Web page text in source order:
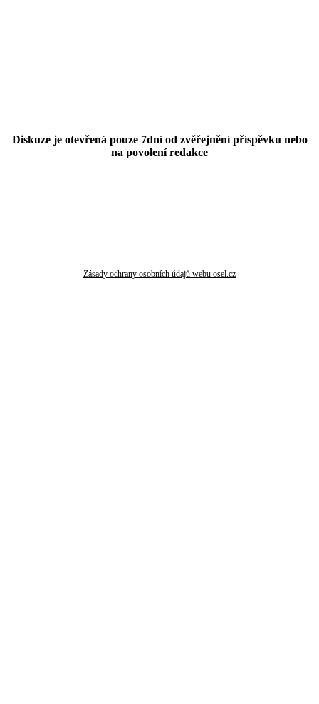
Diskuze je otevřená pouze 7dní od zvěřejnění příspěvku nebo
na povolení redakce
Zásady ochrany osobních údajů webu osel.cz